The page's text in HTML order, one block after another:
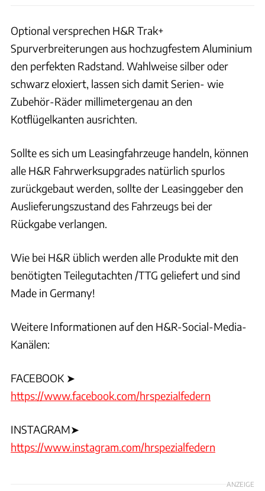
Optional versprechen H&R Trak+
Spurverbreiterungen aus hochzugfestem Aluminium
den perfekten Radstand. Wahlweise silber oder
schwarz eloxiert, lassen sich damit Serien- wie
Zubehör-Räder millimetergenau an den
Kotflügelkanten ausrichten.
Sollte es sich um Leasingfahrzeuge handeln, können
alle H&R Fahrwerksupgrades natürlich spurlos
zurückgebaut werden, sollte der Leasinggeber den
Auslieferungszustand des Fahrzeugs bei der
Rückgabe verlangen.
Wie bei H&R üblich werden alle Produkte mit den
benötigten Teilegutachten /TTG geliefert und sind
Made in Germany!
Weitere Informationen auf den H&R-Social-Media-
Kanälen:
FACEBOOK ➤
https://www.facebook.com/hrspezialfedern
INSTAGRAM➤
https://www.instagram.com/hrspezialfedern
ANZEIGE